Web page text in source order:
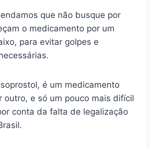
que não busque por
o medicamento por um
para evitar golpes e
é um medicamento
outro, e só um pouco mais difícil
conta da falta de legalização